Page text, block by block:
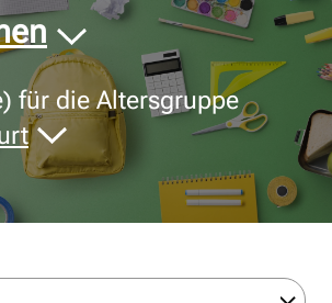
für die Altersgruppe